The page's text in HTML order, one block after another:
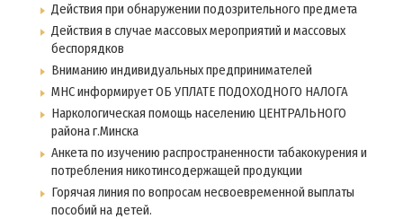
Действия при обнаружении подозрительного предмета
Действия в случае массовых мероприятий и массовых
беспорядков
Вниманию индивидуальных предпринимателей
МНС информирует ОБ УПЛАТЕ ПОДОХОДНОГО НАЛОГА
Наркологическая помощь населению ЦЕНТРАЛЬНОГО
района г.Минска
Анкета по изучению распространенности табакокурения и
потребления никотинсодержащей продукции
Горячая линия по вопросам несвоевременной выплаты
пособий на детей.